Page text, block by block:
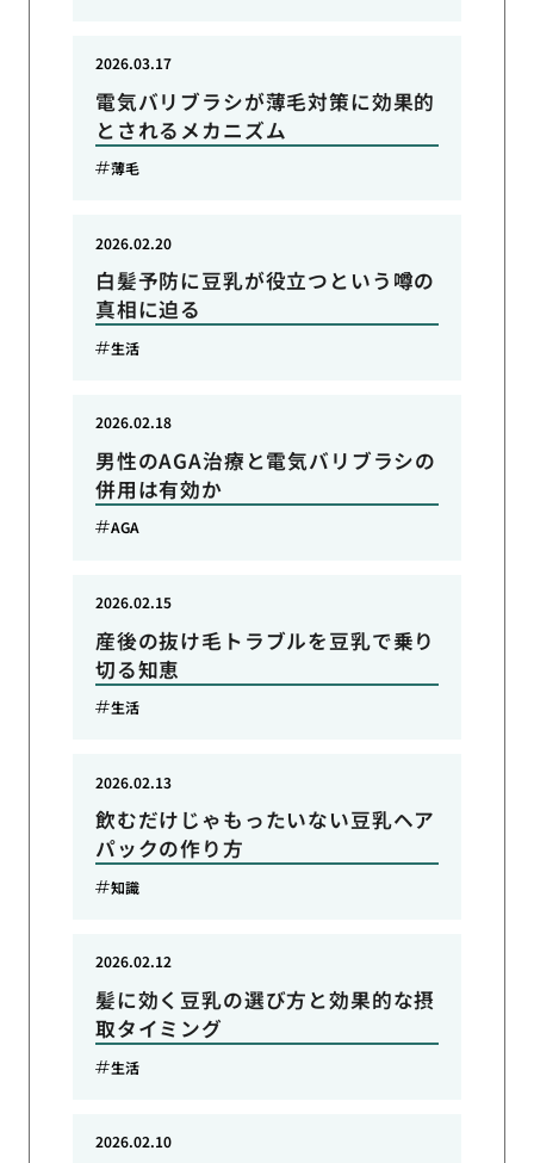
電気バリブラシが薄毛対策に効果的
とされるメカニズム
2026.03.17
薄毛
白髪予防に豆乳が役立つという噂の
真相に迫る
2026.02.20
生活
男性のAGA治療と電気バリブラシの
併用は有効か
2026.02.18
AGA
産後の抜け毛トラブルを豆乳で乗り
切る知恵
2026.02.15
生活
飲むだけじゃもったいない豆乳ヘア
パックの作り方
2026.02.13
知識
髪に効く豆乳の選び方と効果的な摂
取タイミング
2026.02.12
生活
2026.02.10